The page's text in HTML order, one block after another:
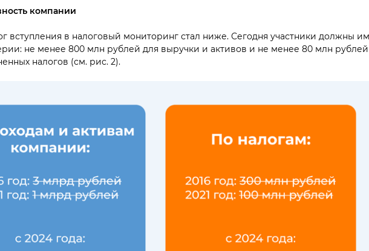
компании
вступления в налоговый мониторинг стал ниже. Сегодня участники должны
не менее 800 млн рублей для выручки и активов и не менее 80 млн рублей
налогов (см. рис. 2).